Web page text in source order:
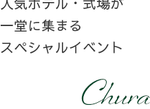
一堂に集まる
スペシャルイベント